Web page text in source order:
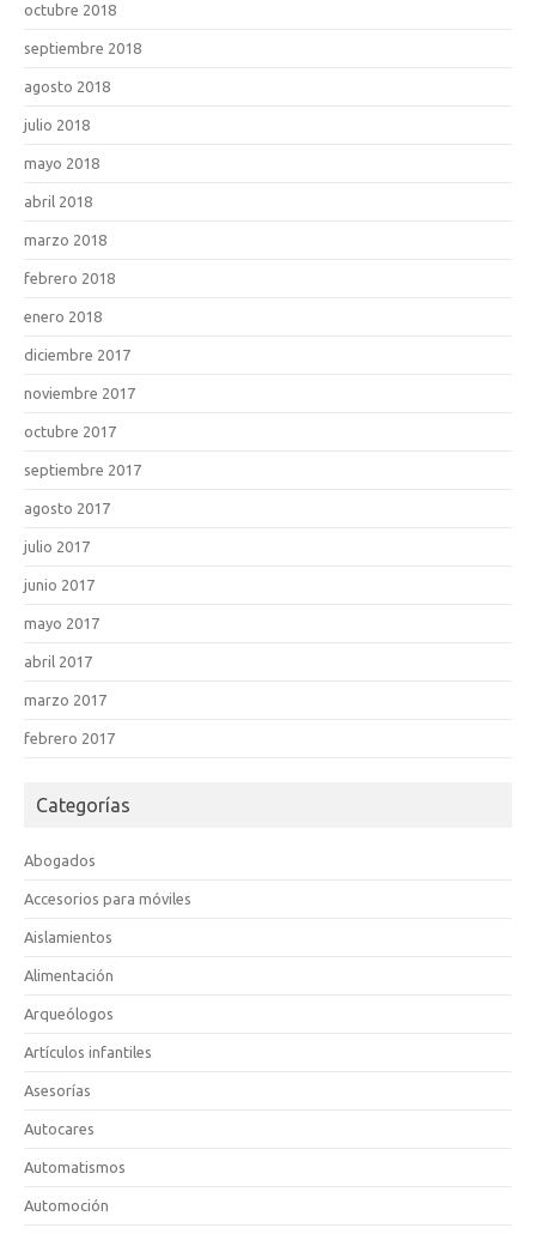
octubre 2018
septiembre 2018
agosto 2018
julio 2018
mayo 2018
abril 2018
marzo 2018
febrero 2018
enero 2018
diciembre 2017
noviembre 2017
octubre 2017
septiembre 2017
agosto 2017
julio 2017
junio 2017
mayo 2017
abril 2017
marzo 2017
febrero 2017
Categorías
Abogados
Accesorios para móviles
Aislamientos
Alimentación
Arqueólogos
Artículos infantiles
Asesorías
Autocares
Automatismos
Automoción